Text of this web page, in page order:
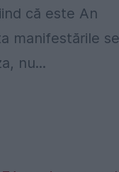
că este An
manifestările
nu...